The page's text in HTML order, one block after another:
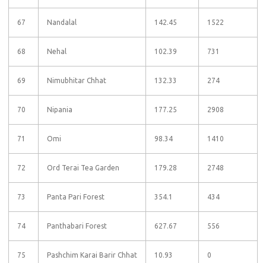
67 Nandalal 142.45 1522
68 Nehal 102.39 731
69 Nimubhitar Chhat 132.33 274
70 Nipania 177.25 2908
71 Omi 98.34 1410
72 Ord Terai Tea Garden 179.28 2748
73 Panta Pari Forest 354.1 434
74 Panthabari Forest 627.67 556
75 Pashchim Karai Barir Chhat 10.93 0